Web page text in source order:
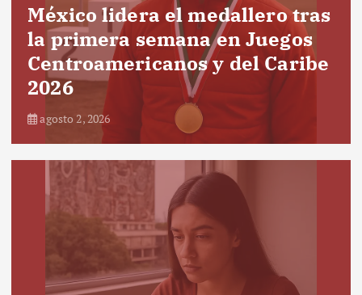
México lidera el medallero tras
la primera semana en Juegos
Centroamericanos y del Caribe
2026
agosto 2, 2026